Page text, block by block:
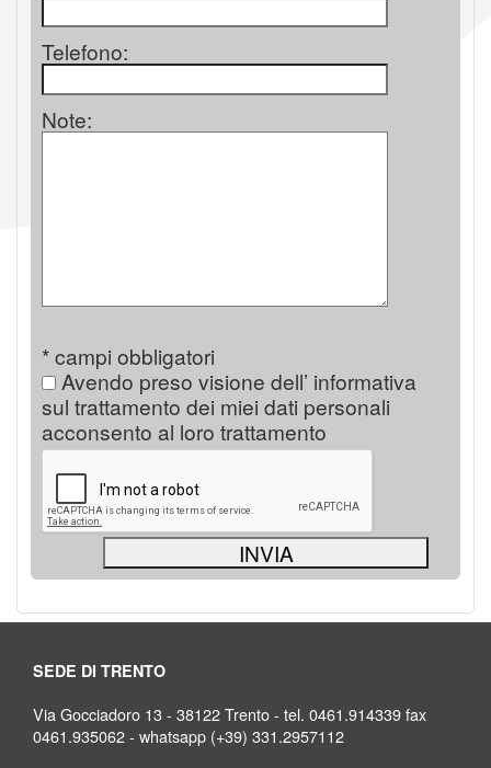
Telefono:
Note:
* campi obbligatori
Avendo preso visione dell’ informativa
sul trattamento dei miei dati personali
acconsento al loro trattamento
SEDE DI TRENTO
Via Gocciadoro 13 - 38122 Trento - tel. 0461.914339 fax
0461.935062 - whatsapp (+39) 331.2957112